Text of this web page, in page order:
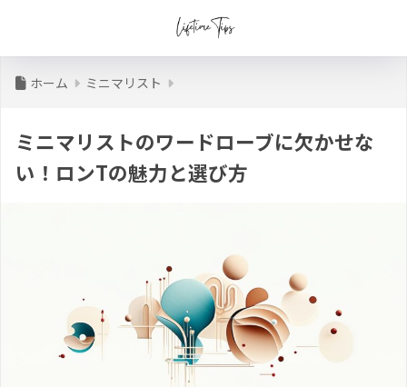
ホーム ミニマリスト
ミニマリストのワードローブに欠かせな
い！ロンTの魅力と選び方